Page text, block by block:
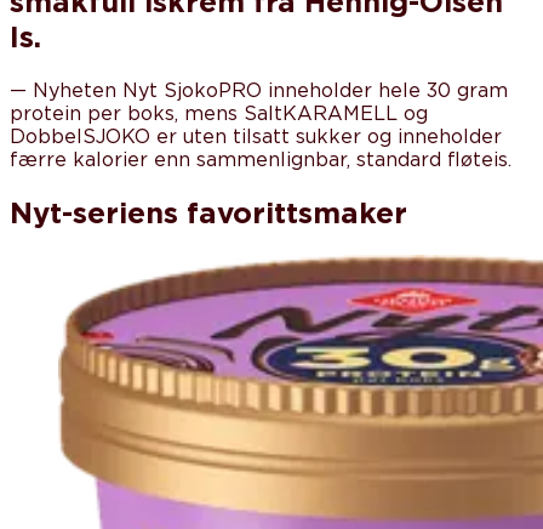
Is.
— Nyheten Nyt SjokoPRO inneholder hele 30 gram
protein per boks, mens SaltKARAMELL og
DobbelSJOKO er uten tilsatt sukker og inneholder
færre kalorier enn sammenlignbar, standard fløteis.
Nyt-seriens favorittsmaker